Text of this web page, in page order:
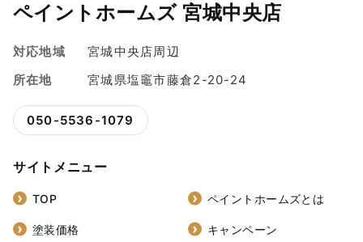
ペイントホームズ 宮城中央店
対応地域
宮城中央店周辺
所在地
宮城県塩竈市藤倉2-20-24
050-5536-1079
サイトメニュー
TOP ペイントホームズとは
塗装価格 キャンペーン